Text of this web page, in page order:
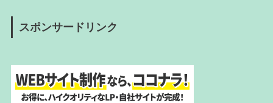
スポンサードリンク